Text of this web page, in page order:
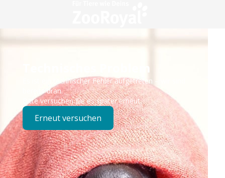
Technisches Problem
Es ist ein technischer Fehler aufgetreten – wir sind
bereits dran.
Bitte versuchen Sie es später erneut.
Erneut versuchen